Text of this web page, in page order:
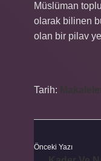
Müslüman
olarak bilinen
olan bir pilav
Tarih:
Önceki Yazı